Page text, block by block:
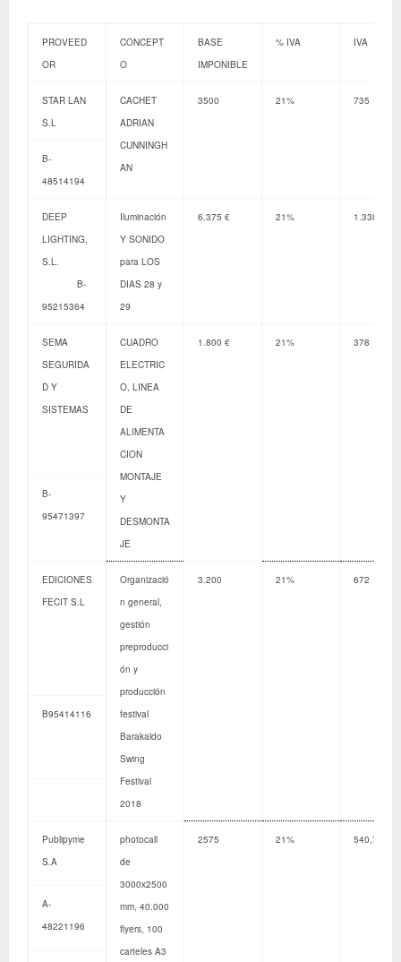
PROVEED
OR
CONCEPT
O
BASE
IMPONIBLE
% IVA IVA
STAR LAN
S.L
CACHET
ADRIAN
CUNNINGH
AN
3500 21% 735
B-
48514194
DEEP
LIGHTING,
S.L.
B-
95215364
Iluminación
Y SONIDO
para LOS
DIAS 28 y
29
6.375 € 21% 1.338,75 €
SEMA
SEGURIDA
D Y
SISTEMAS
CUADRO
ELECTRIC
O, LINEA
DE
ALIMENTA
CION
MONTAJE
Y
DESMONTA
JE
1.800 € 21% 378
B-
95471397
EDICIONES
FECIT S.L
Organizació
n general,
gestión
preproducci
ón y
producción
festival
Barakaldo
Swing
Festival
2018
3.200 21% 672
B95414116
Publipyme
S.A
photocall
de
3000x2500
mm, 40.000
flyers, 100
carteles A3
2575 21% 540,75
A-
48221196